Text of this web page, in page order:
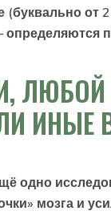
(буквально от
ЛЮБОЙ
ИНЫЕ
одно
мозга и